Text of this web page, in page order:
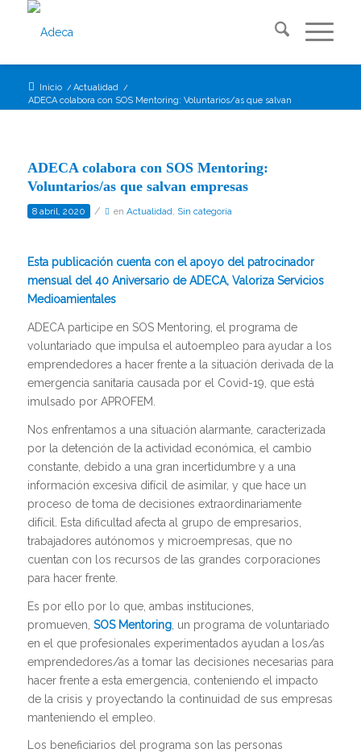
Inicio / Actualidad /
ADECA colabora con SOS Mentoring: Voluntarios/as que salvan empresas
ADECA colabora con SOS Mentoring:
Voluntarios/as que salvan empresas
8 abril, 2020 / en Actualidad, Sin categoría
Esta publicación cuenta con el apoyo del patrocinador
mensual del 40 Aniversario de ADECA, Valoriza Servicios
Medioamientales
ADECA participe en SOS Mentoring, el programa de
voluntariado que impulsa el autoempleo para ayudar a los
emprendedores a hacer frente a la situación derivada de la
emergencia sanitaria causada por el Covid-19, que está
imulsado por APROFEM.
Nos enfrentamos a una situación alarmante, caracterizada
por la detención de la actividad económica, el cambio
constante, debido a una gran incertidumbre y a una
información excesiva difícil de asimilar, y que hace un
proceso de toma de decisiones extraordinariamente
difícil. Esta dificultad afecta al grupo de empresarios,
trabajadores autónomos y microempresas, que no
cuentan con los recursos de las grandes corporaciones
para hacer frente.
Es por ello por lo que, ambas instituciones,
promueven, SOS Mentoring, un programa de voluntariado
en el que profesionales experimentados ayudan a los/as
emprendedores/as a tomar las decisiones necesarias para
hacer frente a esta emergencia, conteniendo el impacto
de la crisis y proyectando la continuidad de sus empresas
manteniendo el empleo.
Los beneficiarios del programa son las personas